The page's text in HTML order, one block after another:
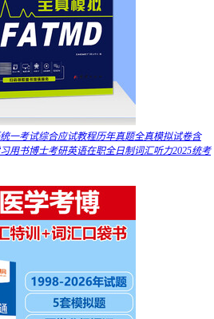
一考试综合应试教程历年真题全真模拟试卷含
用书博士考研英语在职全日制词汇听力2025统考